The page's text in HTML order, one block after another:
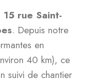
15 rue Saint-
. Depuis notre
en
40 km), ce
suivi de chantier